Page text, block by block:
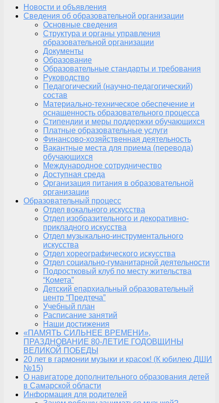
Новости и объявления
Сведения об образовательной организации
Основные сведения
Структура и органы управления
образовательной организации
Документы
Образование
Образовательные стандарты и требования
Руководство
Педагогический (научно-педагогический)
состав
Материально-техническое обеспечение и
оснащенность образовательного процесса
Стипендии и меры поддержки обучающихся
Платные образовательные услуги
Финансово-хозяйственная деятельность
Вакантные места для приема (перевода)
обучающихся
Международное сотрудничество
Доступная среда
Организация питания в образовательной
организации
Образовательный процесс
Отдел вокального искусства
Отдел изобразительного и декоративно-
прикладного искусства
Отдел музыкально-инструментального
искусства
Отдел хореографического искусства
Отдел социально-гуманитарной деятельности
Подростковый клуб по месту жительства
“Комета”
Детский епархиальный образовательный
центр “Предтеча”
Учебный план
Расписание занятий
Наши достижения
«ПАМЯТЬ СИЛЬНЕЕ ВРЕМЕНИ»,
ПРАЗДНОВАНИЕ 80-ЛЕТИЕ ГОДОВЩИНЫ
ВЕЛИКОЙ ПОБЕДЫ
20 лет в гармонии музыки и красок! (К юбилею ДШИ
№15)
О навигаторе дополнительного образования детей
в Самарской области
Информация для родителей